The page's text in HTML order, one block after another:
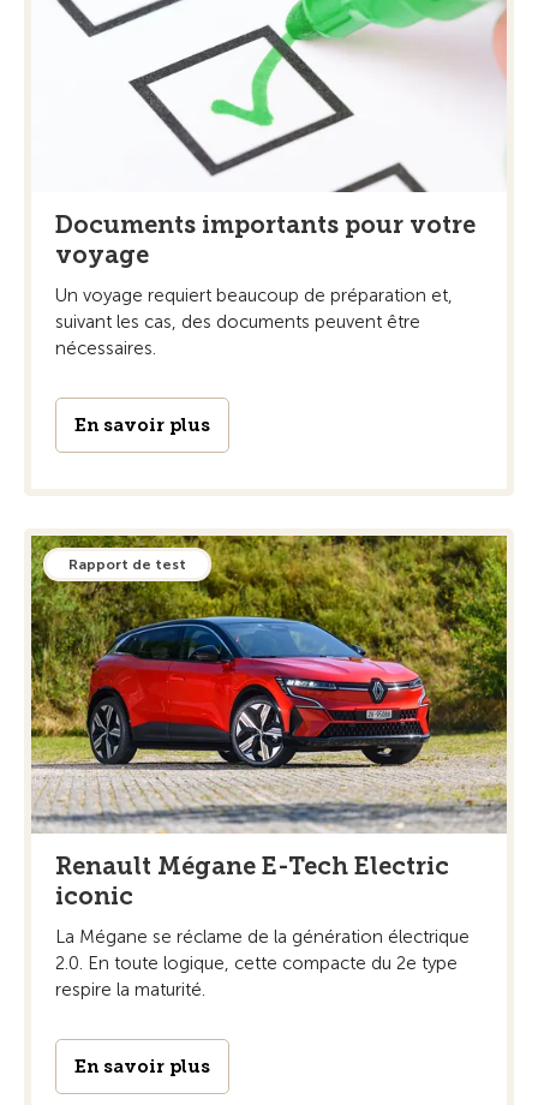
Documents importants pour votre
voyage
Un voyage requiert beaucoup de préparation et,
suivant les cas, des documents peuvent être
nécessaires.
En savoir plus
Rapport de test
Renault Mégane E-Tech Electric
iconic
La Mégane se réclame de la génération électrique
2.0. En toute logique, cette compacte du 2e type
respire la maturité.
En savoir plus